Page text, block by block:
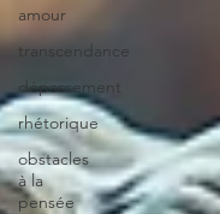
amour
transcendance
dépassement
rhétorique
obstacles
à la
pensée